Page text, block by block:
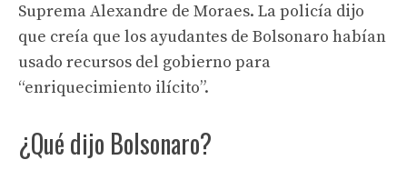
Suprema Alexandre de Moraes. La policía dijo
que creía que los ayudantes de Bolsonaro habían
usado recursos del gobierno para
“enriquecimiento ilícito”.
¿Qué dijo Bolsonaro?